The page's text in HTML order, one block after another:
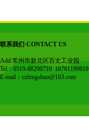
联系我们·CONTACT US
Add:常州市新北区百丈工业园
Tel：0519-88290710 18761199819
E-mail：czfengshuo@163.com